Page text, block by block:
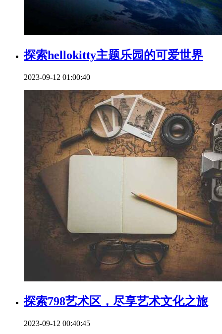
探索hellokitty主题乐园的可爱世界
2023-09-12 01:00:40
探索798艺术区，尽享艺术文化之旅
2023-09-12 00:40:45